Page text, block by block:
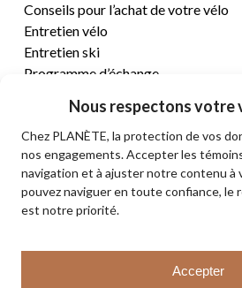
Nous respectons votre
Chez PLANÈTE, la protection de vos
nos engagements. Accepter les
navigation et à ajuster notre contenu à
pouvez naviguer en toute confiance, le
est notre priorité.
Accepter
Sous-total:
Conseils pour l’achat de votre vélo
Entretien vélo
Entretien ski
Programme d’échange
CENTRE D’AIDE
Termes et conditions de vente
Retours et remboursements
Politique de confidentialité